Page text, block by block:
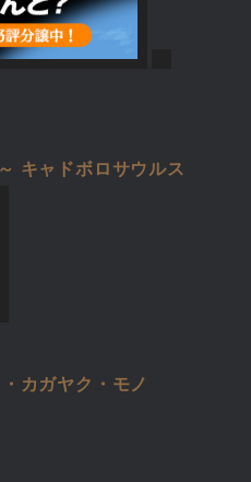
キャドボロサウルス
カガヤク・モノ